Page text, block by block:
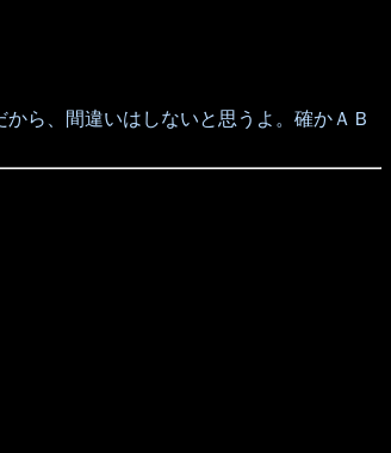
ら、間違いはしないと思うよ。確かＡＢ